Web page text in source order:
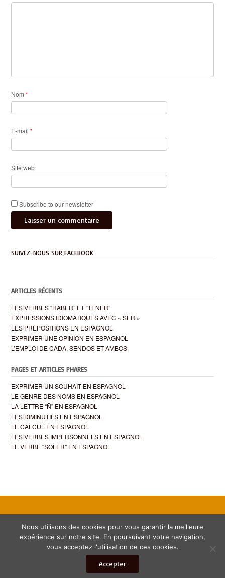
Nom *
E-mail *
Site web
Subscribe to our newsletter
SUIVEZ-NOUS SUR FACEBOOK
ARTICLES RÉCENTS
LES VERBES “HABER” ET “TENER”
EXPRESSIONS IDIOMATIQUES AVEC « SER »
LES PRÉPOSITIONS EN ESPAGNOL
EXPRIMER UNE OPINION EN ESPAGNOL
L’EMPLOI DE CADA, SENDOS ET AMBOS
PAGES ET ARTICLES PHARES
EXPRIMER UN SOUHAIT EN ESPAGNOL
LE GENRE DES NOMS EN ESPAGNOL
LA LETTRE “Ñ” EN ESPAGNOL
LES DIMINUTIFS EN ESPAGNOL
LE CALCUL EN ESPAGNOL
LES VERBES IMPERSONNELS EN ESPAGNOL
LE VERBE "SOLER" EN ESPAGNOL
Theme byOut the Box
Nous utilisons des cookies pour vous garantir la meilleure
expérience sur notre site. En poursuivant votre navigation,
vous acceptez l'utilisation de ces cookies.
Accepter